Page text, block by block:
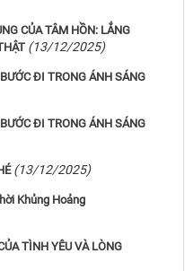
CỦA TÂM HỒN: LẮNG
(13/12/2025)
ĐI TRONG ÁNH SÁNG
ĐI TRONG ÁNH SÁNG
(13/12/2025)
Khủng Hoảng
TÌNH YÊU VÀ LÒNG